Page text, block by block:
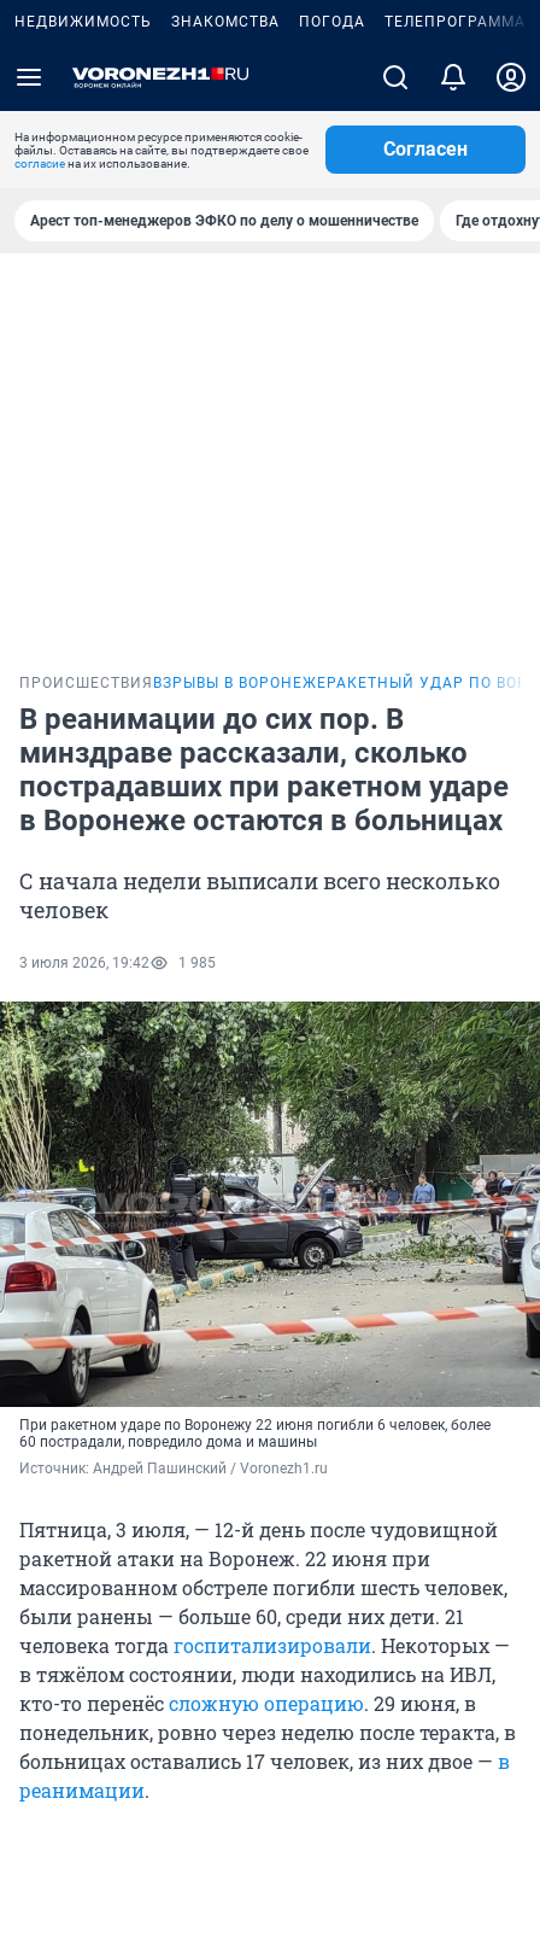
НЕДВИЖИМОСТЬ ЗНАКОМСТВА ПОГОДА ТЕЛЕПРОГРАММА
На информационном ресурсе применяются cookie-
файлы. Оставаясь на сайте, вы подтверждаете свое
согласиена их использование.
Согласен
Арест топ-менеджеров ЭФКО по делу о мошенничестве Где
ПРОИСШЕСТВИЯ ВЗРЫВЫ В ВОРОНЕЖЕ РАКЕТНЫЙ УДАР ПО
В реанимации до сих пор. В
минздраве рассказали, сколько
пострадавших при ракетном ударе
в Воронеже остаются в больницах
С начала недели выписали всего несколько
человек
3 июля 2026, 19:42 1 985
При ракетном ударе по Воронежу 22 июня погибли 6 человек, более
60 пострадали, повредило дома и машины
Источник: Андрей Пашинский / Voronezh1.ru
Пятница, 3 июля, — 12-й день после чудовищной
ракетной атаки на Воронеж. 22 июня при
массированном обстреле погибли шесть человек,
были ранены — больше 60, среди них дети. 21
человека тогда госпитализировали. Некоторых —
в тяжёлом состоянии, люди находились на ИВЛ,
кто-то перенёссложную операцию. 29 июня, в
понедельник, ровно через неделю после теракта, в
больницах оставались 17 человек, из них двое — в
реанимации.